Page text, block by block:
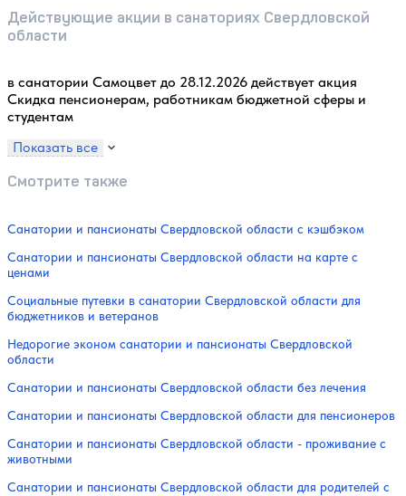
Действующие акции в санаториях Свердловской
области
в санатории Самоцвет до 28.12.2026 действует акция
Скидка пенсионерам, работникам бюджетной сферы и
студентам
Показать все
Смотрите также
Санатории и пансионаты Свердловской области с кэшбэком
Санатории и пансионаты Свердловской области на карте с
ценами
Социальные путевки в санатории Свердловской области для
бюджетников и ветеранов
Недорогие эконом санатории и пансионаты Свердловской
области
Санатории и пансионаты Свердловской области без лечения
Санатории и пансионаты Свердловской области для пенсионеров
Санатории и пансионаты Свердловской области - проживание с
животными
Санатории и пансионаты Свердловской области для родителей с